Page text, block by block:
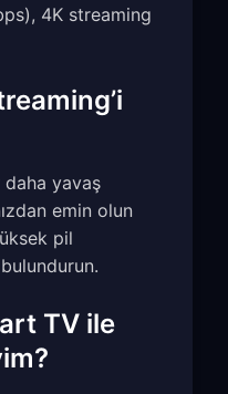
4K streaming
yavaş
emin olun
pil
TV ile